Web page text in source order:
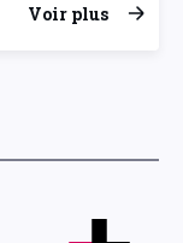
Voir plus